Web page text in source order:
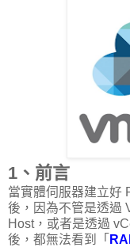
1、前言
當實體伺服器建立好
後，因為不管是透過
Host，或者是透過
後，都無法看到「